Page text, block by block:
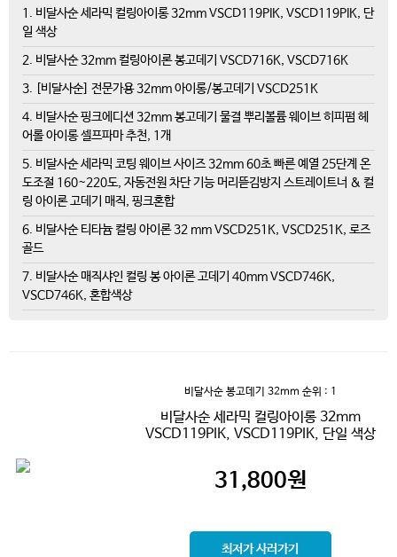
1. 비달사순 세라믹 컬링아이롱 32mm VSCD119PIK, VSCD119PIK, 단
일 색상
2. 비달사순 32mm 컬링아이론 봉고데기 VSCD716K, VSCD716K
3. [비달사순] 전문가용 32mm 아이롱/봉고데기 VSCD251K
4. 비달사순 핑크에디션 32mm 봉고데기 물결 뿌리볼륨 웨이브 히피펌 헤
어롤 아이롱 셀프파마 추천, 1개
5. 비달사순 세라믹 코팅 웨이브 사이즈 32mm 60초 빠른 예열 25단계 온
도조절 160~220도, 자동전원 차단 기능 머리뜯김방지 스트레이트너 & 컬
링 아이론 고데기 매직, 핑크혼합
6. 비달사순 티타늄 컬링 아이론 32 mm VSCD251K, VSCD251K, 로즈
골드
7. 비달사순 매직샤인 컬링 봉 아이론 고데기 40mm VSCD746K,
VSCD746K, 혼합색상
비달사순 봉고데기 32mm 순위 : 1
비달사순 세라믹 컬링아이롱 32mm
VSCD119PIK, VSCD119PIK, 단일 색상
31,800원
최저가 사러가기